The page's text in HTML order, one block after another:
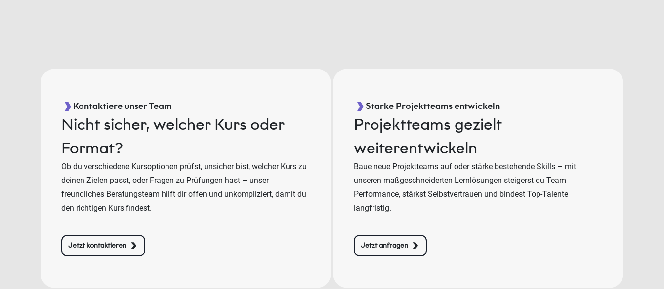
Kontaktiere unser Team
Nicht sicher, welcher Kurs oder
Format?
Ob du verschiedene Kursoptionen prüfst, unsicher bist, welcher Kurs zu
deinen Zielen passt, oder Fragen zu Prüfungen hast – unser
freundliches Beratungsteam hilft dir offen und unkompliziert, damit du
den richtigen Kurs findest.
Jetzt kontaktieren
Starke Projektteams entwickeln
Projektteams gezielt
weiterentwickeln
Baue neue Projektteams auf oder stärke bestehende Skills – mit
unseren maßgeschneiderten Lernlösungen steigerst du Team-
Performance, stärkst Selbstvertrauen und bindest Top-Talente
langfristig.
Jetzt anfragen